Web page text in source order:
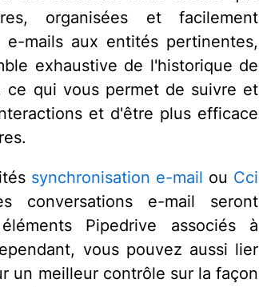
organisées et facilement
e-mails aux entités pertinentes,
exhaustive de l'historique de
ce qui vous permet de suivre et
et d'être plus efficace
synchronisation e-mail ou Cci
conversations e-mail seront
Pipedrive associés à
vous pouvez aussi lier
un meilleur contrôle sur la façon